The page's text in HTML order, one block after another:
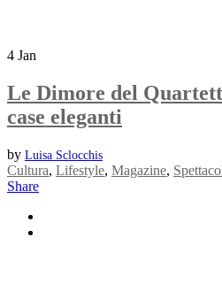
4 Jan
Le Dimore del
case eleganti
by Luisa Sclocchis
Cultura, Lifestyle, Magazine,
Share